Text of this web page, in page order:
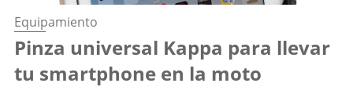
Equipamiento
Pinza universal Kappa para llevar
tu smartphone en la moto